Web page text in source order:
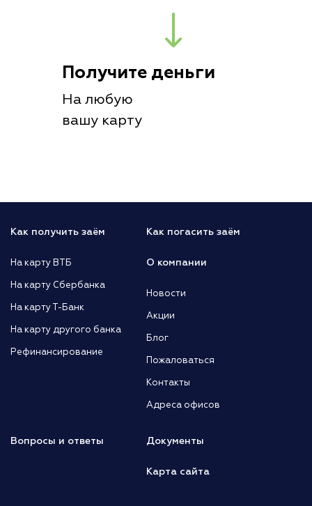
Получите деньги
На любую
вашу карту
Как получить заём
На карту ВТБ
На карту Сбербанка
На карту Т-Банк
На карту другого банка
Рефинансирование
Как погасить заём
О компании
Новости
Акции
Блог
Пожаловаться
Контакты
Адреса офисов
Вопросы и ответы Документы
Карта сайта